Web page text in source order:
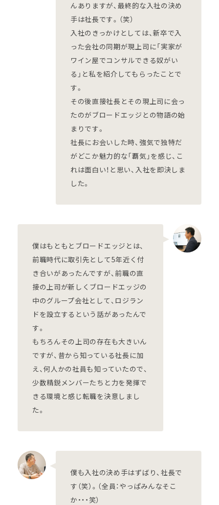
んありますが、最終的な入社の決め
手は社長です。（笑）
入社のきっかけとしては、新卒で入
った会社の同期が現上司に「実家が
ワイン屋でコンサルできる奴がい
る」と私を紹介してもらったことで
す。
その後直接社長とその現上司に会っ
たのがブロードエッジとの物語の始
まりです。
社長にお会いした時、強気で独特だ
がどこか魅力的な「覇気」を感じ、こ
れは面白い！と思い、入社を即決しま
した。
僕はもともとブロードエッジとは、
前職時代に取引先として5年近く付
き合いがあったんですが、前職の直
接の上司が新しくブロードエッジの
中のグループ会社として、ロジラン
ドを設立するという話があったんで
す。
もちろんその上司の存在も大きいん
ですが、昔から知っている社長に加
え、何人かの社員も知っていたので、
少数精鋭メンバーたちと力を発揮で
きる環境と感じ転職を決意しまし
た。
僕も入社の決め手はずばり、社長で
す（笑）。（全員：やっぱみんなそこ
か・・・笑）